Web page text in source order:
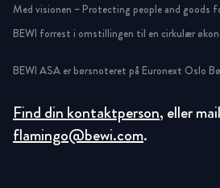
Med visionen – Protecting people and goods
BEWI forrest i omstillingen til en cirkulær
BEWI ASA er børsnoteret på Euronext Oslo
Find din kontaktperson, eller
flamingo@bewi.com.